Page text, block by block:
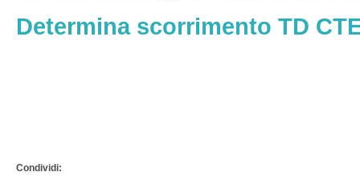
Determina scorrimento TD
Condividi: